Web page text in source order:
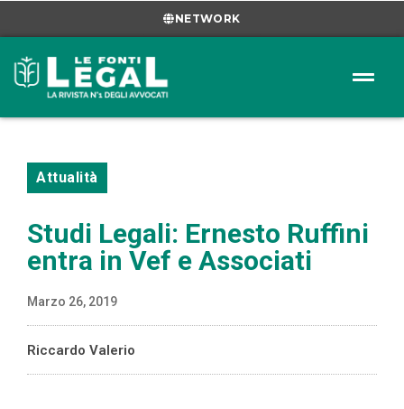
NETWORK
Attualità
Studi Legali: Ernesto Ruffini
entra in Vef e Associati
Marzo 26, 2019
Riccardo Valerio